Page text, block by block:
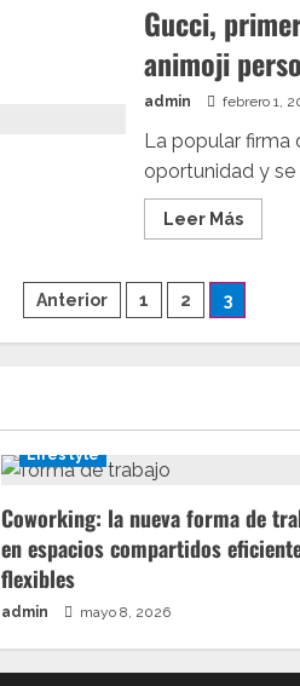
con
su
Gucci,
animoji
admin febrero 1,
La popular firma
oportunidad y se
Leer MásLeer
más
Gucci,
firma
Paginación
de
Anterior 1 2 3
Lifestyle
Coworking: la nueva forma de
en espacios compartidos
flexibles
admin mayo 8, 2026